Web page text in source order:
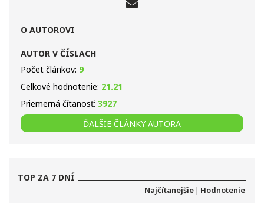
O AUTOROVI
AUTOR V ČÍSLACH
Počet článkov: 9
Celkové hodnotenie: 21.21
Priemerná čítanosť: 3927
ĎALŠIE ČLÁNKY AUTORA
TOP ZA 7 DNÍ
Najčítanejšie | Hodnotenie